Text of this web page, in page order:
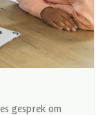
gesprek om